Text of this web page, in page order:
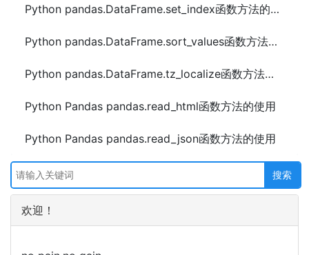
Python pandas.DataFrame.set_index函数方法的使用
Python pandas.DataFrame.sort_values函数方法的使用
Python pandas.DataFrame.tz_localize函数方法的使用
Python Pandas pandas.read_html函数方法的使用
Python Pandas pandas.read_json函数方法的使用
欢迎！